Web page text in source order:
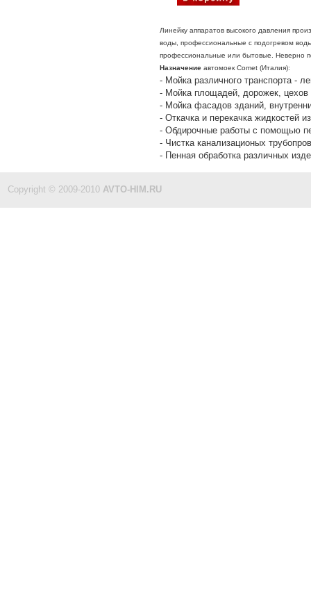
Линейку аппаратов высокого давления
воды, профессиональные с подогревом
профессиональные или бытовые. Неверно
Назначение автомоек Comet (Италия):
- Мойка различного транспорта -
- Мойка площадей, дорожек, цехов
- Мойка фасадов зданий,
- Откачка и перекачка жидкостей
- Обдирочные работы с помощью
- Чистка канализационых
- Пенная обработка различных
Copyright © 2009-2010 AVTO-HIM.RU